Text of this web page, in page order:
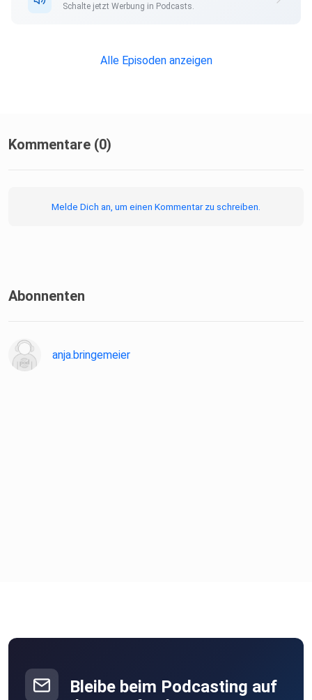
Schalte jetzt Werbung in Podcasts.
Alle Episoden anzeigen
Kommentare (0)
Melde Dich an, um einen Kommentar zu schreiben.
Abonnenten
anja.bringemeier
Bleibe beim Podcasting auf